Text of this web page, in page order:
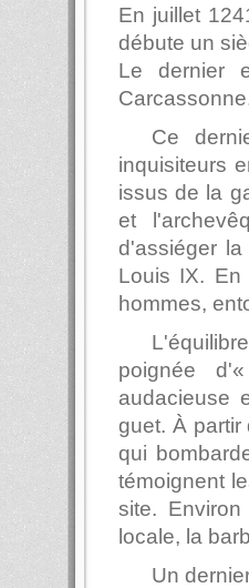
En juillet
débute un
Le dernier
Ce
inquisiteurs
issus de la
et
d'assiéger
Louis IX.
hommes,
poignée
audacieuse
guet. À
qui
témoignent
site.
locale, la
Un